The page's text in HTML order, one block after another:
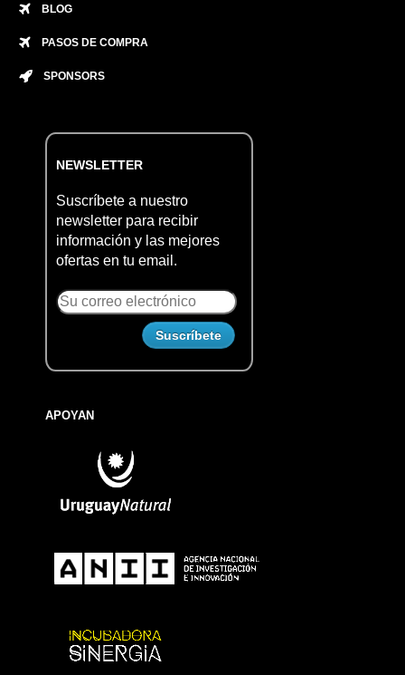
BLOG
PASOS DE COMPRA
SPONSORS
NEWSLETTER
Suscríbete a nuestro
newsletter para recibir
información y las mejores
ofertas en tu email.
APOYAN